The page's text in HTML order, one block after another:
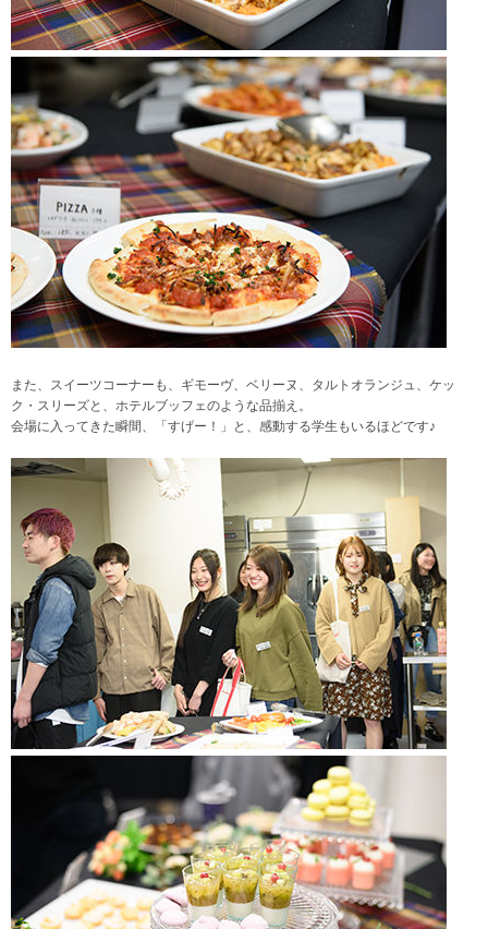
また、スイーツコーナーも、ギモーヴ、ベリーヌ、タルトオランジュ、ケッ
ク・スリーズと、ホテルブッフェのような品揃え。
会場に入ってきた瞬間、「すげー！」と、感動する学生もいるほどです♪